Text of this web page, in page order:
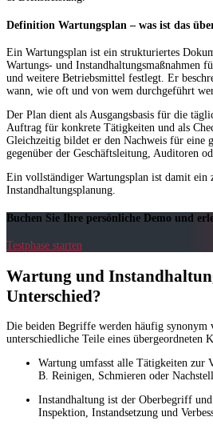
Definition Wartungsplan – was ist das
Ein Wartungsplan ist ein strukturiertes
Wartungs- und Instandhaltungsmaßnahmen
und weitere Betriebsmittel festlegt. Er
wann, wie oft und von wem durchgeführt
Der Plan dient als Ausgangsbasis für die
Auftrag für konkrete Tätigkeiten und als
Gleichzeitig bildet er den Nachweis für eine
gegenüber der Geschäftsleitung, Auditoren
Ein vollständiger Wartungsplan ist damit ein
Instandhaltungsplanung.
Buchen Sie Ihre persönliche Demo und
Testphase starten
Wartung und
Unterschied?
Die beiden Begriffe werden häufig synonym
unterschiedliche Teile eines übergeordneten
Wartung umfasst alle Tätigkeiten zur
B. Reinigen, Schmieren oder
Instandhaltung ist der Oberbegriff
Inspektion, Instandsetzung und